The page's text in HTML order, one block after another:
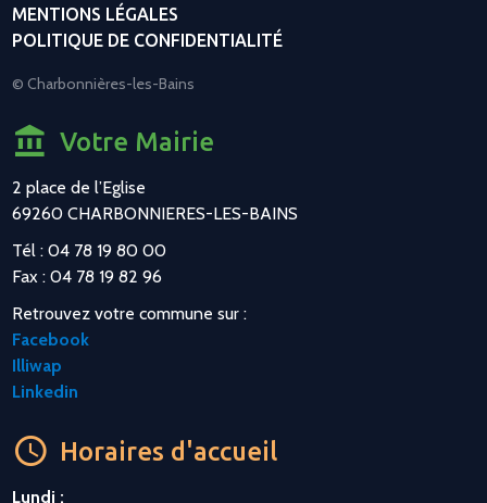
MENTIONS LÉGALES
POLITIQUE DE CONFIDENTIALITÉ
© Charbonnières-les-Bains
Votre Mairie
2 place de l’Eglise
69260 CHARBONNIERES-LES-BAINS
Tél : 04 78 19 80 00
Fax : 04 78 19 82 96
Retrouvez votre commune sur :
Facebook
Illiwap
Linkedin
Horaires d'accueil
Lundi :